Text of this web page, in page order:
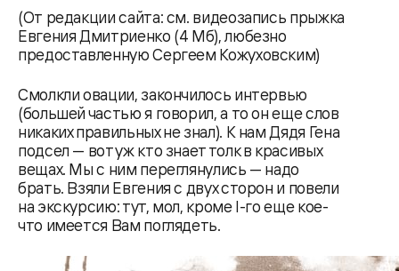
(От редакции сайта: см. видеозапись прыжка
Евгения Дмитриенко (4 Мб), любезно
предоставленную Сергеем Кожуховским)
Смолкли овации, закончилось интервью
(большей частью я говорил, а то он еще слов
никаких правильных не знал). К нам Дядя Гена
подсел — вот уж кто знает толк в красивых
вещах. Мы с ним переглянулись — надо
брать. Взяли Евгения с двух сторон и повели
на экскурсию: тут, мол, кроме I-го еще кое-
что имеется Вам поглядеть.